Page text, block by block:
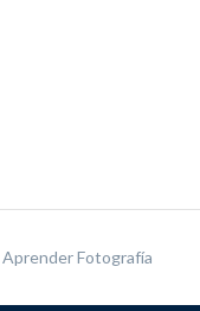
Aprender Fotografía